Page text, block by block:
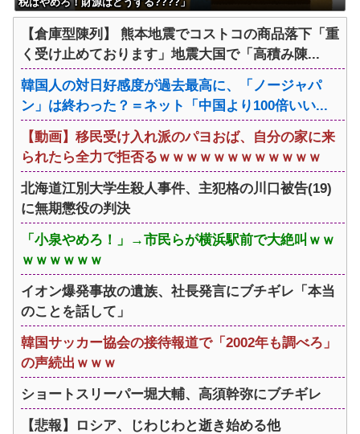
【倉庫型陳列】 熊本地震でコストコの商品落下「重
く受け止めております」地震大国で「高積み陳...
韓国人の対日好感度が過去最高に、「ノージャパ
ン」は終わった？＝ネット「中国より100倍いい...
【動画】移民受け入れ派のパヨおば、自分の家に来
られたら全力で拒否るｗｗｗｗｗｗｗｗｗｗｗｗ
北海道江別大学生殺人事件、主犯格の川口被告(19)
に無期懲役の判決
「小泉やめろ！」→市民らが横浜駅前で大絶叫ｗｗ
ｗｗｗｗｗｗ
イオン爆発事故の遺族、社長発言にブチギレ「本当
のことを話して」
韓国サッカー協会の接待報道で「2002年も調べろ」
の声続出ｗｗｗ
ショートスリーパー堀大輔、高須幹弥にブチギレ
【悲報】ロシア、じわじわと逝き始める他